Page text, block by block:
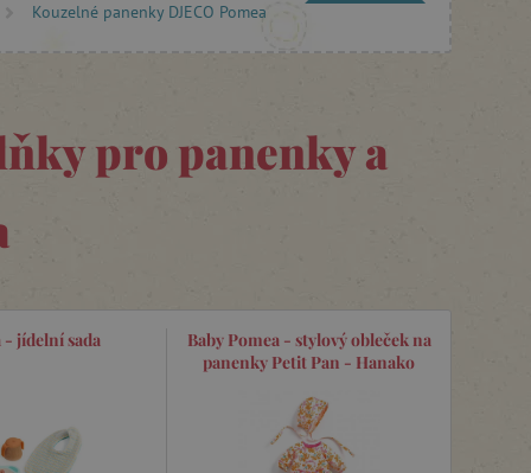
Kouzelné panenky DJECO Pomea
pro panenky a
- jídelní sada
Baby Pomea - stylový obleček na
panenky Petit Pan - Hanako